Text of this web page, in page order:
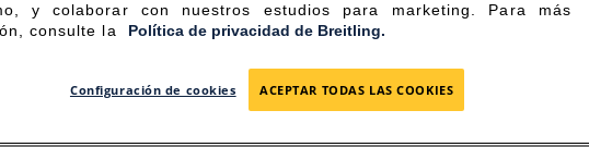
y colaborar con nuestros estudios para marketing. Para más
consulte la
Política de privacidad de Breitling.
Configuración de cookies ACEPTAR TODAS LAS COOKIES